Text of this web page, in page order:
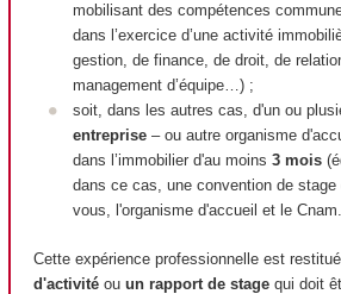
mobilisant des compétences
dans l’exercice d’une activité
gestion, de finance, de droit, de
management d’équipe…) ;
soit, dans les autres cas, d'un ou
entreprise– ou autre organisme
dans l’immobilier d'au moins 3 mois
dans ce cas, une convention de
vous, l'organisme d'accueil et le Cnam.
Cette expérience professionnelle est
d'activité ou un rapport de stage qui doit